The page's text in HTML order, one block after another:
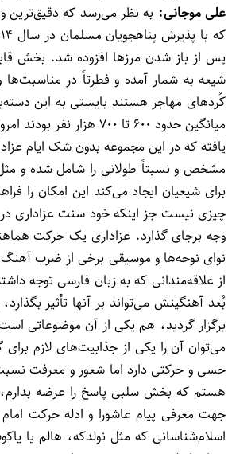
علی موجانی: به نظر می‌رسد که دقیق‌ترین
پس از باز شدن مرزها افزوده شد. بخش
شیعه به شمار آمده و فطرتاً در
میانگین حدود ۶۰۰
یافته که در این مجموعه بدون شک ایام
مشخص و نسبتاً طولانی را شامل شده و
برای شیعیان ایجاد می‌کند این امکان را
چیزی نیست جز اینکه خود سنت عزاداری در
وجه برجای گذارد. عزاداری یک حرکت
نوای نوحه‌ها و موسیقی برخی از ضرب
از علاقه‌مندانی که به زبان فارسی توجه
بُعد آهنگینش می‌تواند بر آنها تأثیر
برگزار گردید، هم یکی از آن موضوعاتی
می‌توان آن را یکی از جذابیت‌های لازم
حسی و حرکتی دارد اما شعور و معرفت
هستم که بخش سلبی پاسخ را عرضه بدارم،
جهت معرفی پیام عاشورا و ادله حرکت
اسلام‌شناسانی که مثل نولدکه،‌ هالم یا